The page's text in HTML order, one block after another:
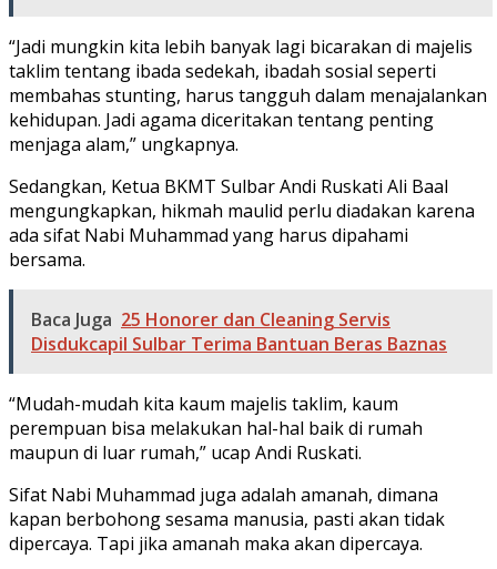
“Jadi mungkin kita lebih banyak lagi bicarakan di majelis
taklim tentang ibada sedekah, ibadah sosial seperti
membahas stunting, harus tangguh dalam menajalankan
kehidupan. Jadi agama diceritakan tentang penting
menjaga alam,” ungkapnya.
Sedangkan, Ketua BKMT Sulbar Andi Ruskati Ali Baal
mengungkapkan, hikmah maulid perlu diadakan karena
ada sifat Nabi Muhammad yang harus dipahami
bersama.
Baca Juga 25 Honorer dan Cleaning Servis
Disdukcapil Sulbar Terima Bantuan Beras Baznas
“Mudah-mudah kita kaum majelis taklim, kaum
perempuan bisa melakukan hal-hal baik di rumah
maupun di luar rumah,” ucap Andi Ruskati.
Sifat Nabi Muhammad juga adalah amanah, dimana
kapan berbohong sesama manusia, pasti akan tidak
dipercaya. Tapi jika amanah maka akan dipercaya.